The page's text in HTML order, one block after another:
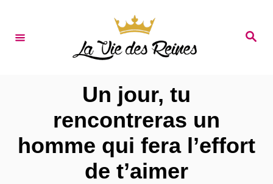
S
Un jour, tu
rencontreras un
homme qui fera l’effort
de t’aimer